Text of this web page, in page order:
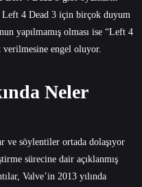
4 Dead 3 için birçok duyum
yapılmamış olması ise “Left 4
verilmesine engel oluyor.
Neler
ve söylentiler ortada dolaşıyor
sürecine dair açıklanmış
Valve’in 2013 yılında